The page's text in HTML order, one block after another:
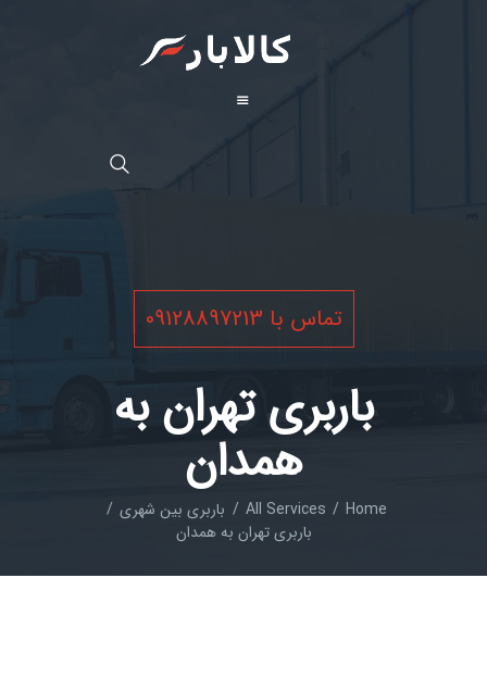
تماس با 09128897213
باربری تهران به
همدان
Home
All Services
باربری بین شهری
باربری تهران به همدان